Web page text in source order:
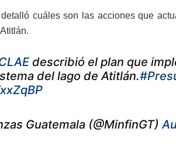
cuáles son las acciones que
describió el plan que
del lago de Atitlán.
Guatemala (@MinfinGT)